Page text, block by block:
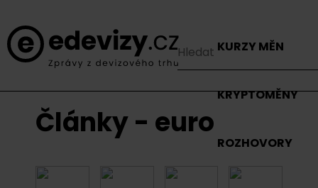
KURZY MĚN
KRYPTOMĚNY
ROZHOVORY
Články - euro